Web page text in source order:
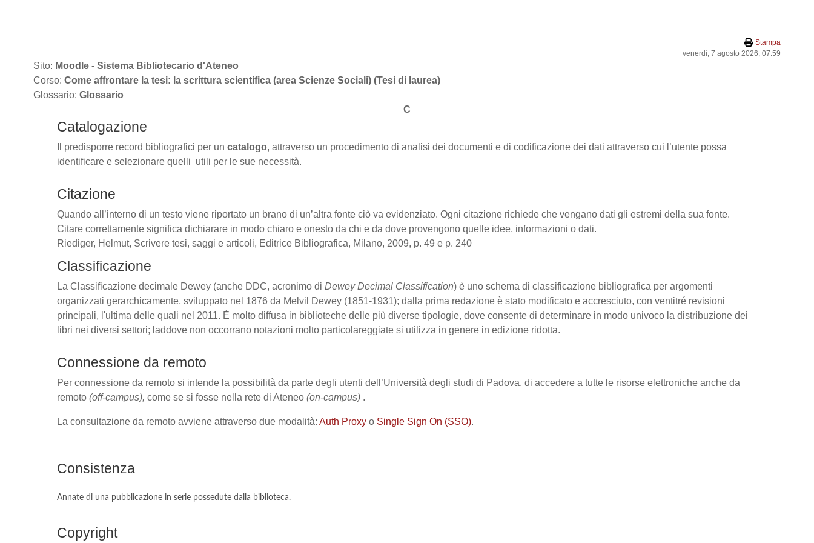
Stampa
venerdì, 7 agosto 2026, 07:59
Sito: Moodle - Sistema Bibliotecario d'Ateneo
Corso: Come affrontare la tesi: la scrittura scientifica (area Scienze Sociali) (Tesi di laurea)
Glossario: Glossario
C
Catalogazione
Il predisporre record bibliografici per un catalogo, attraverso un procedimento di analisi dei documenti e di codificazione dei dati attraverso cui l’utente possa
identificare e selezionare quelli utili per le sue necessità.
Citazione
Quando all’interno di un testo viene riportato un brano di un’altra fonte ciò va evidenziato. Ogni citazione richiede che vengano dati gli estremi della sua fonte.
Citare correttamente significa dichiarare in modo chiaro e onesto da chi e da dove provengono quelle idee, informazioni o dati.
Riediger, Helmut, Scrivere tesi, saggi e articoli, Editrice Bibliografica, Milano, 2009, p. 49 e p. 240
Classificazione
La Classificazione decimale Dewey (anche DDC, acronimo di Dewey Decimal Classification) è uno schema di classificazione bibliografica per argomenti
organizzati gerarchicamente, sviluppato nel 1876 da Melvil Dewey (1851-1931); dalla prima redazione è stato modificato e accresciuto, con ventitré revisioni
principali, l'ultima delle quali nel 2011. È molto diffusa in biblioteche delle più diverse tipologie, dove consente di determinare in modo univoco la distribuzione dei
libri nei diversi settori; laddove non occorrano notazioni molto particolareggiate si utilizza in genere in edizione ridotta.
Connessione da remoto
Per connessione da remoto si intende la possibilità da parte degli utenti dell’Università degli studi di Padova, di accedere a tutte le risorse elettroniche anche da
remoto (off-campus), come se si fosse nella rete di Ateneo (on-campus) .
La consultazione da remoto avviene attraverso due modalità: Auth Proxy o Single Sign On (SSO).
Consistenza
Annate di una pubblicazione in serie possedute dalla biblioteca.
Copyright